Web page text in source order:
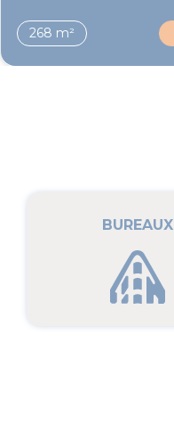
268 m²
BUREAUX